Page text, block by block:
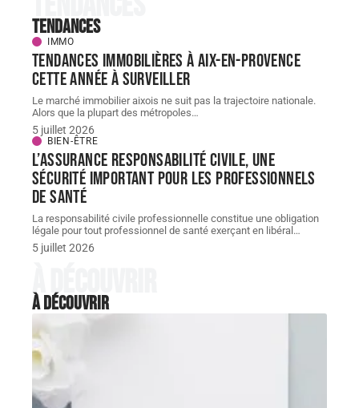
Tendances
IMMO
Tendances immobilières à Aix-en-Provence
cette année à surveiller
Le marché immobilier aixois ne suit pas la trajectoire nationale.
Alors que la plupart des métropoles…
5 juillet 2026
BIEN-ÊTRE
L’assurance responsabilité civile, une
sécurité important pour les professionnels
de santé
La responsabilité civile professionnelle constitue une obligation
légale pour tout professionnel de santé exerçant en libéral …
5 juillet 2026
À découvrir
À découvrir